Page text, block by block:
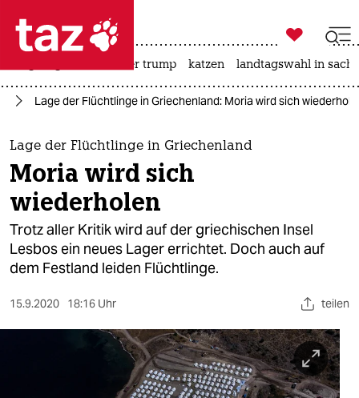
 taz zahl ich
taz zahl ich
themen
politik
öko
gesellschaft
sport

taz zahl ich
usa unter trump katzen landtagswahl in
Lage der Flüchtlinge in Griechenland: Moria wird sich
Lage der Flüchtlinge in Griechenland
Moria wird sich
wiederholen
Trotz aller Kritik wird auf der griechischen Insel
Lesbos ein neues Lager errichtet. Doch auch auf
dem Festland leiden Flüchtlinge.
15.9.2020 18:16 Uhr teilen